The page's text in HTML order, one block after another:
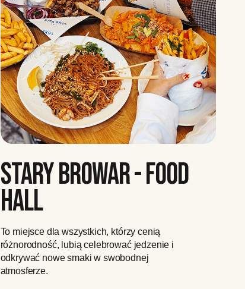
STARY BROWAR - FOOD
HALL
To miejsce dla wszystkich, którzy cenią
różnorodność, lubią celebrować jedzenie i
odkrywać nowe smaki w swobodnej
atmosferze.